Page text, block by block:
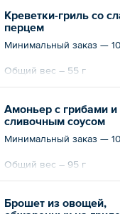
Креветки-гриль со
перцем
Минимальный заказ —
Общий вес – 55 г
Амоньер с грибами и
сливочным соусом
Минимальный заказ —
Общий вес – 95 г
Брошет из овощей,